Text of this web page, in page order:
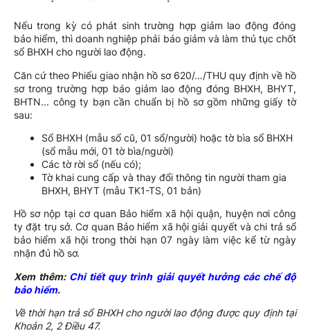
Nếu trong kỳ có phát sinh trường hợp giảm lao động đóng
bảo hiểm, thì doanh nghiệp phải báo giảm và làm thủ tục chốt
sổ BHXH cho người lao động.
Căn cứ theo Phiếu giao nhận hồ sơ 620/…/THU quy định về hồ
sơ trong trường hợp báo giảm lao động đóng BHXH, BHYT,
BHTN... công ty bạn cần chuẩn bị hồ sơ gồm những giấy tờ
sau:
Sổ BHXH (mẫu sổ cũ, 01 sổ/người) hoặc tờ bìa sổ BHXH
(sổ mẫu mới, 01 tờ bìa/người)
Các tờ rời sổ (nếu có);
Tờ khai cung cấp và thay đổi thông tin người tham gia
BHXH, BHYT (mẫu TK1-TS, 01 bản)
Hồ sơ nộp tại cơ quan Bảo hiểm xã hội quận, huyện nơi công
ty đặt trụ sở. Cơ quan Bảo hiểm xã hội giải quyết và chi trả sổ
bảo hiểm xã hội trong thời hạn 07 ngày làm việc kể từ ngày
nhận đủ hồ sơ.
Xem thêm: Chi tiết quy trình giải quyết hưởng các chế độ
bảo hiểm.
Về thời hạn trả sổ BHXH cho người lao động được quy định tại
Khoản 2, 2 Điều 47.